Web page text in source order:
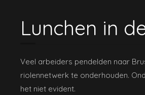
Lunchen in
Veel arbeiders pendelden naar
riolennetwerk te onderhouden.
het niet evident.